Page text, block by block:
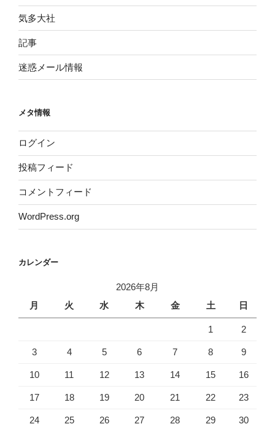
気多大社
記事
迷惑メール情報
メタ情報
ログイン
投稿フィード
コメントフィード
WordPress.org
カレンダー
2026年8月
月
火 水 木 金 土 日
1 2
3 4 5 6 7 8 9
10 11 12 13 14 15 16
17 18 19 20 21 22 23
24 25 26 27 28 29 30